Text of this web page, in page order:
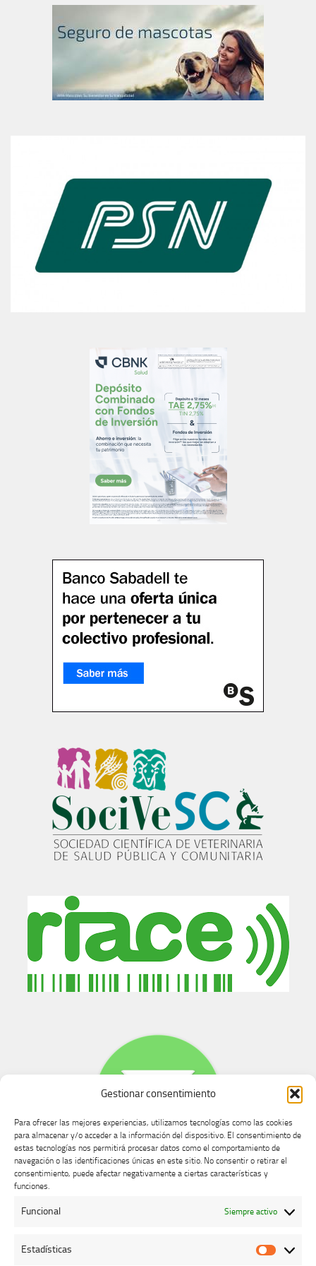
Gestionar consentimiento
Para ofrecer las mejores experiencias, utilizamos tecnologías como las cookies
para almacenar y/o acceder a la información del dispositivo. El consentimiento de
estas tecnologías nos permitirá procesar datos como el comportamiento de
navegación o las identificaciones únicas en este sitio. No consentir o retirar el
consentimiento, puede afectar negativamente a ciertas características y
funciones.
Funcional Siempre activo
Estadísticas
Buzón de dudas, quejas y sugerencias